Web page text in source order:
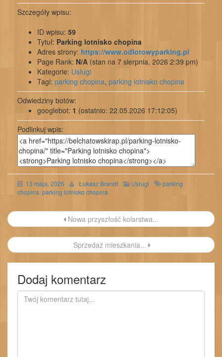
Szczegóły wpisu:
ID wpisu: 59
Tytuł: Parking lotnisko chopina
Adres strony: https://www.odlotowyparking.pl
Page Rank: N/A (stan na 7 sierpnia, 2026 2:39 pm)
Kategorie: Usługi
Tagi: parking chopina, parking lotnisko chopina
Odwiedziny botów:
googlebot: 1 (ostatnio: 22.05.2026 17:12:05)
Podlinkuj wpis:
13 maja, 2026 Łukasz Brandt Usługi
parking
chopina parking lotnisko chopina
Nawigacja
wpisu
Nowa przyszłość kolarstwa...
Sprzedaż mieszkania...
Dodaj komentarz